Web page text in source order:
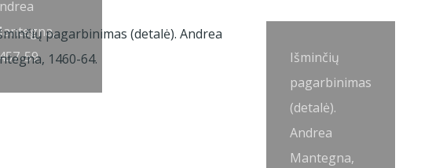
59.
Išminčių
pagarbinimas
(detalė).
Andrea
Mantegna,